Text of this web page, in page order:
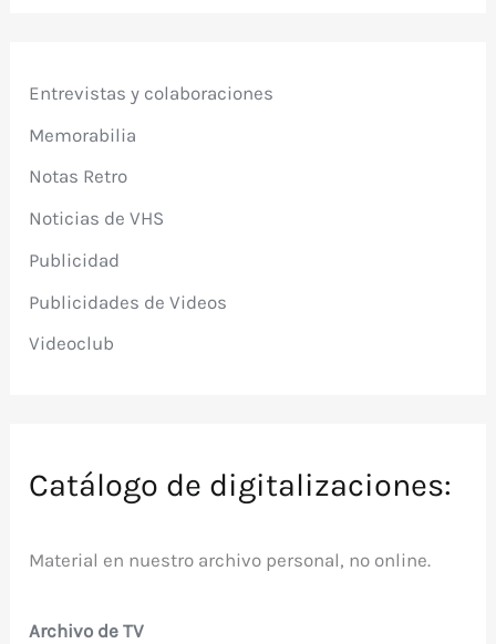
Entrevistas y colaboraciones
Memorabilia
Notas Retro
Noticias de VHS
Publicidad
Publicidades de Videos
Videoclub
Catálogo de digitalizaciones:
Material en nuestro archivo personal, no online.
Archivo de TV